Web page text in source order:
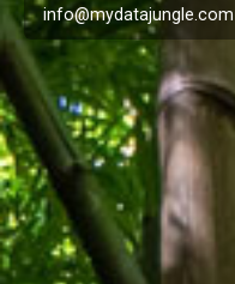
info@mydatajungle.com